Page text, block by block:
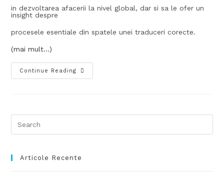
in dezvoltarea afacerii la nivel global, dar si sa le ofer un
insight despre
procesele esentiale din spatele unei traduceri corecte.
(mai mult…)
Continue Reading
Articole Recente